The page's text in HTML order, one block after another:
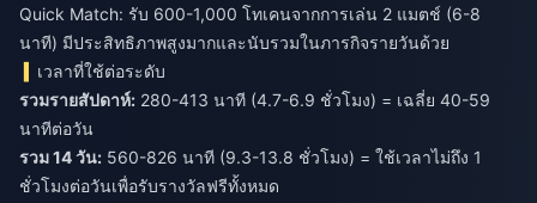
Quick Match: รับ 600-1,000 โทเคนจากการเล่น 2 แมตช์ (6-8
นาที) มีประสิทธิภาพสูงมากและนับรวมในภารกิจรายวันด้วย
เวลาที่ใช้ต่อระดับ
รวมรายสัปดาห์: 280-413 นาที (4.7-6.9 ชั่วโมง) = เฉลี่ย 40-59
นาทีต่อวัน
รวม 14 วัน: 560-826 นาที (9.3-13.8 ชั่วโมง) = ใช้เวลาไม่ถึง 1
ชั่วโมงต่อวันเพื่อรับรางวัลฟรีทั้งหมด